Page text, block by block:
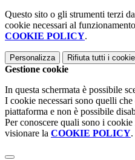
Questo sito o gli strumenti terzi
cookie necessari al
COOKIE POLICY.
Personalizza Rifiuta tutti i
Gestione cookie
In questa schermata è possibile
I cookie necessari sono quelli
piattaforma e non è possibile
Per conoscere quali sono i
visionare la COOKIE POLICY.